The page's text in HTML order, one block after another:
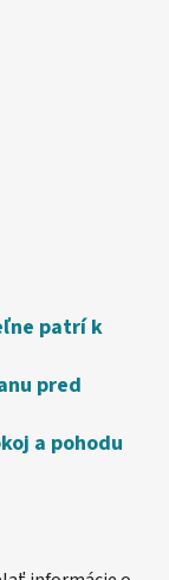
patrí k
pred
a pohodu